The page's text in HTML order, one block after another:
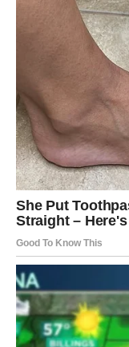
JARAC
Šta vam se
Jarčevi će dobiti
vama su dani
Poruka
Ponosite se svojim
VODOLIJA
Šta vam se
Neočekivan susret